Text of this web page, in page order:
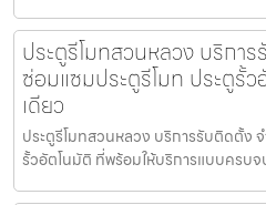
ประตูรีโมทสวนหลวง บริกา
ซ่อมแซมประตูรีโมท ประตูรั้
เดียว
ประตูรีโมทสวนหลวง บริการรับติดตั้ง
รั้วอัตโนมัติ ที่พร้อมให้บริการแบบครบจ